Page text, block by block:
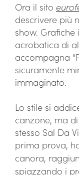
Ora il sito
descrivere più
show.
acrobatica di
accompagna
sicuramente
immaginato.
Lo stile si
canzone, ma
stesso Sal Da
prima prova,
canora,
spiazzando i